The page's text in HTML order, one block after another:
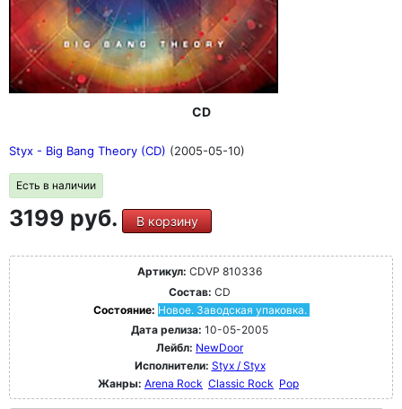
CD
Styx - Big Bang Theory (CD) (2005-05-10)
Есть в наличии
3199 руб. В корзину
Артикул: CDVP 810336
Состав: CD
Состояние: Новое. Заводская упаковка.
Дата релиза: 10-05-2005
Лейбл: NewDoor
Исполнители: Styx / Styx
Жанры: Arena Rock Classic Rock Pop